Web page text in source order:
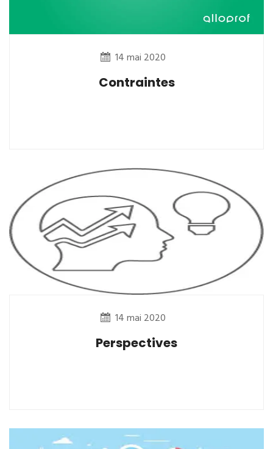
14 mai 2020
Contraintes
14 mai 2020
Perspectives